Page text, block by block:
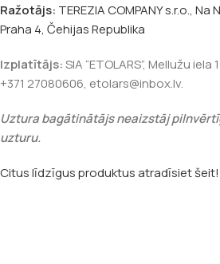
Ražotājs: TEREZIA COMPANY s.r.o.,
Praha 4, Čehijas Republika
Izplatītājs:SIA “ETOLARS”, Mellužu iela
+371 27080606, etolars@inbox.lv.
Uztura bagātinātājs neaizstāj
uzturu.
Citus līdzīgus produktus atradīsiet šeit!